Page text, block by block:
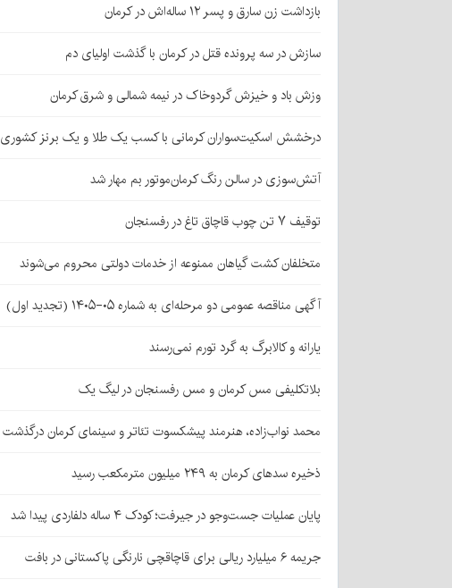
بازداشت زن سارق و پسر ۱۲ ساله‌اش در کرمان
سازش در سه پرونده قتل در کرمان با گذشت اولیای دم
وزش باد و خیزش گردوخاک در نیمه شمالی و شرق کرمان
درخشش اسکیت‌سواران کرمانی با کسب یک طلا و یک برنز کشوری
آتش‌سوزی در سالن رنگ کرمان‌موتور بم مهار شد
توقیف ۷ تن چوب قاچاق تاغ در رفسنجان
متخلفان کشت گیاهان ممنوعه از خدمات دولتی محروم می‌شوند
آگهی مناقصه عمومی دو مرحله‌ای به شماره ۰۵-۱۴۰۵ (تجدید اول)
یارانه و کالابرگ به گرد تورم نمی‌رسند
بلاتکلیفی مس کرمان و مس رفسنجان در لیگ یک
محمد نواب‌زاده، هنرمند پیشکسوت تئاتر و سینمای کرمان درگذشت
ذخیره سدهای کرمان به ۲۴۹ میلیون مترمکعب رسید
پایان عملیات جست‌وجو در جیرفت؛ کودک ۴ ساله دلفاردی پیدا شد
جریمه ۶ میلیارد ریالی برای قاچاقچی نارنگی پاکستانی در بافت